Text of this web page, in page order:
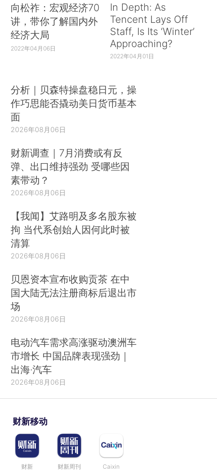
向松祚：宏观经济70
讲，带你了解国内外
经济大局
2022年04月06日
In Depth: As
Tencent Lays Off
Staff, Is Its ‘Winter’
Approaching?
2022年04月01日
分析｜贝森特操盘稳日元，操
作巧思能否撬动美日货币基本
面
2026年08月06日
财新调查｜7月消费或有反
弹、出口维持强劲 受哪些因
素带动？
2026年08月06日
【我闻】艾路明及多名股东被
拘 当代系创始人因何此时被
清算
2026年08月06日
贝恩资本宣布收购贡茶 在中
国大陆无法注册商标后退出市
场
2026年08月06日
电动汽车需求高涨驱动澳洲车
市增长 中国品牌表现强劲｜
出海·汽车
2026年08月06日
财新移动
财新 财新周刊 Caixin